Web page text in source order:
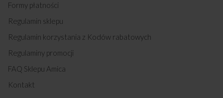
Formy płatności
Regulamin sklepu
Regulamin korzystania z Kodów rabatowych
Regulaminy promocji
FAQ Sklepu Amica
Kontakt